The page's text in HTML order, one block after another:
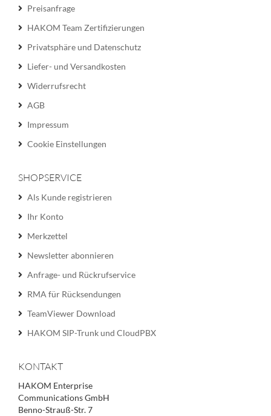
Preisanfrage
HAKOM Team Zertifizierungen
Privatsphäre und Datenschutz
Liefer- und Versandkosten
Widerrufsrecht
AGB
Impressum
Cookie Einstellungen
SHOPSERVICE
Als Kunde registrieren
Ihr Konto
Merkzettel
Newsletter abonnieren
Anfrage- und Rückrufservice
RMA für Rücksendungen
TeamViewer Download
HAKOM SIP-Trunk und CloudPBX
KONTAKT
HAKOM Enterprise
Communications GmbH
Benno-Strauß-Str. 7